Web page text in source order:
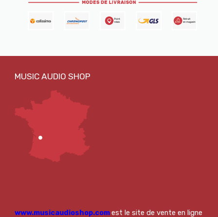
www.musicaudioshop.comest le site de vente en ligne